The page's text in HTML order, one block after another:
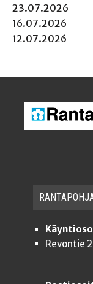
23.07.2026
16.07.2026
12.07.2026
Revontie